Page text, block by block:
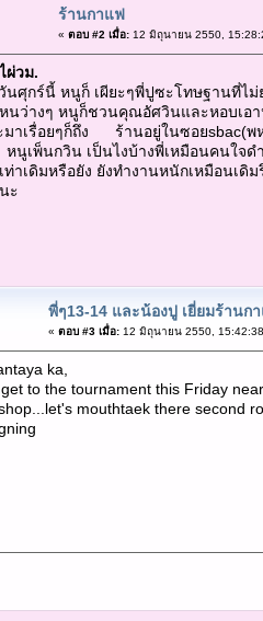
ร้านกาแฟ
« ตอบ #2 เมื่อ:12 มิถุนายน 2550,
ผ่วม.
กร์นี้ หนูก็ เผียะๆพี่ปูซะโทษฐานที่ไม่
นว่างๆ หนูก็ชวนคุณอัศวินและหอบเอา
มาเรื่อยๆก็ถึง ร้านอยู่ในซอยsbac(พ
พ็นกวิน เป็นไงบ้างพี่เหมือนคนใจดำ
ท่าเดิมหรือยัง ยังทำงานหนักเหมือนเดิ
ะ
พี่ๆ13-14 และน้องปู เยี่ยมร้านก
« ตอบ #3 เมื่อ:12 มิถุนายน 2550,
ka,
to the tournament this Friday
mouthtaek there second